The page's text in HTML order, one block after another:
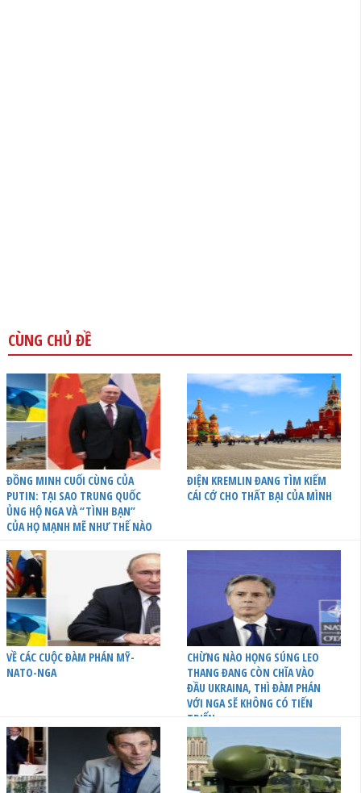
CÙNG CHỦ ĐỀ
ĐỒNG MINH CUỐI CÙNG CỦA
PUTIN: TẠI SAO TRUNG QUỐC
ỦNG HỘ NGA VÀ “TÌNH BẠN”
CỦA HỌ MẠNH MẼ NHƯ THẾ NÀO
ĐIỆN KREMLIN ĐANG TÌM KIẾM
CÁI CỚ CHO THẤT BẠI CỦA MÌNH
VỀ CÁC CUỘC ĐÀM PHÁN MỸ-
NATO-NGA
CHỪNG NÀO HỌNG SÚNG LEO
THANG ĐANG CÒN CHĨA VÀO
ĐẦU UKRAINA, THÌ ĐÀM PHÁN
VỚI NGA SẼ KHÔNG CÓ TIẾN
TRIỂN